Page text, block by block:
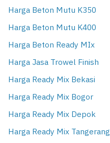
Harga Beton Mutu K350
Harga Beton Mutu K400
Harga Beton Ready MIx
Harga Jasa Trowel Finish
Harga Ready Mix Bekasi
Harga Ready Mix Bogor
Harga Ready Mix Depok
Harga Ready Mix Tangerang